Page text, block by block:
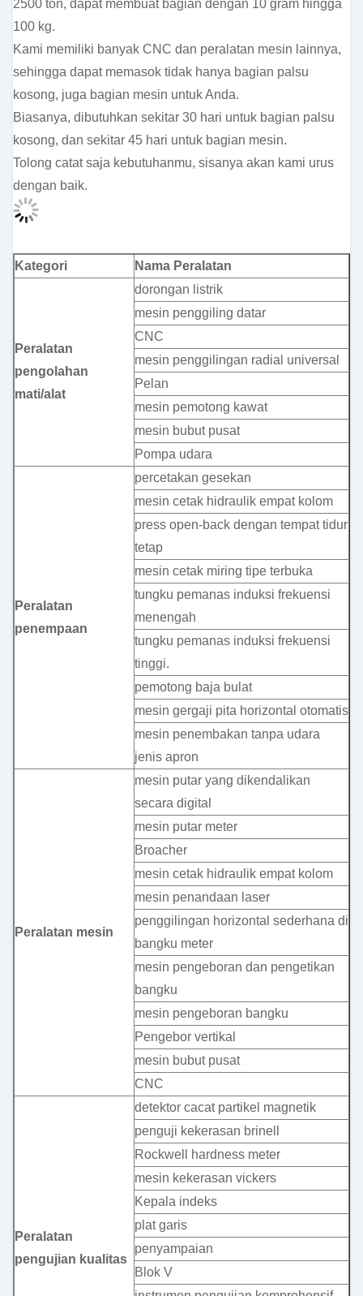
2500 ton, dapat membuat bagian dengan 10 gram hingga
100 kg.
Kami memiliki banyak CNC dan peralatan mesin lainnya,
sehingga dapat memasok tidak hanya bagian palsu
kosong, juga bagian mesin untuk Anda.
Biasanya, dibutuhkan sekitar 30 hari untuk bagian palsu
kosong, dan sekitar 45 hari untuk bagian mesin.
Tolong catat saja kebutuhanmu, sisanya akan kami urus
dengan baik.
Kategori Nama Peralatan
Peralatan
pengolahan
mati/alat
dorongan listrik
mesin penggiling datar
CNC
mesin penggilingan radial universal
Pelan
mesin pemotong kawat
mesin bubut pusat
Pompa udara
Peralatan
penempaan
percetakan gesekan
mesin cetak hidraulik empat kolom
press open-back dengan tempat tidur
tetap
mesin cetak miring tipe terbuka
tungku pemanas induksi frekuensi
menengah
tungku pemanas induksi frekuensi
tinggi.
pemotong baja bulat
mesin gergaji pita horizontal otomatis
mesin penembakan tanpa udara
jenis apron
Peralatan mesin
mesin putar yang dikendalikan
secara digital
mesin putar meter
Broacher
mesin cetak hidraulik empat kolom
mesin penandaan laser
penggilingan horizontal sederhana di
bangku meter
mesin pengeboran dan pengetikan
bangku
mesin pengeboran bangku
Pengebor vertikal
mesin bubut pusat
CNC
Peralatan
pengujian kualitas
detektor cacat partikel magnetik
penguji kekerasan brinell
Rockwell hardness meter
mesin kekerasan vickers
Kepala indeks
plat garis
penyampaian
Blok V